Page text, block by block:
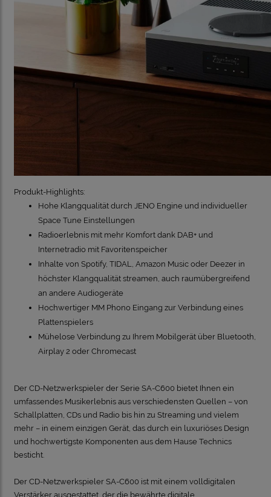
Produkt-Highlights:
Hohe Klangqualität durch JENO Engine und individueller
Space Tune Einstellungen
Radioerlebnis mit mehr Komfort dank DAB+ und
Internetradio mit Favoritenspeicher
Inhalte von Spotify, TIDAL, Amazon Music oder Deezer in
höchster Klangqualität streamen, auch raumübergreifend
an andere Audiogeräte
Hochwertiger MM Phono Eingang zur Verbindung eines
Plattenspielers
Mühelose Verbindung zu Ihrem Mobilgerät über Bluetooth,
Airplay 2 oder Chromecast
Der CD-Netzwerkspieler der Serie SA-C600 bietet Ihnen ein
umfassendes Musikerlebnis aus verschiedensten Quellen – von
Schallplatten, CDs und Radio bis hin zu Streaming und vielem
mehr – in einem einzigen Gerät, das durch ein luxuriöses Design
und hochwertigste Komponenten aus dem Hause Technics
besticht.
Der CD-Netzwerkspieler SA-C600 ist mit einem volldigitalen
Verstärker ausgestattet, der die bewährte digitale